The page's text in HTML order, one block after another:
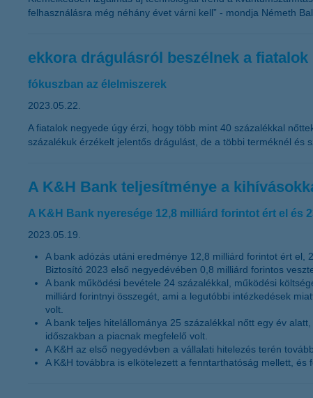
felhasználásra még néhány évet várni kell” - mondja Németh
ekkora drágulásról beszélnek a fiatalok
fókuszban az élelmiszerek
2023.05.22.
A fiatalok negyede úgy érzi, hogy több mint 40 százalékkal
százalékuk érzékelt jelentős drágulást, de a többi terméknél és
A K&H Bank teljesítménye a
A K&H Bank nyeresége 12,8 milliárd forintot ért el és
2023.05.19.
A bank adózás utáni eredménye 12,8 milliárd forintot ért el,
Biztosító 2023 első negyedévében 0,8 milliárd forintos
A bank működési bevétele 24 százalékkal, működési
milliárd forintnyi összegét, ami a legutóbbi intézkedések
volt.
A bank teljes hitelállománya 25 százalékkal nőtt egy év
időszakban a piacnak megfelelő volt.
A K&H az első negyedévben a vállalati hitelezés terén
A K&H továbbra is elkötelezett a fenntarthatóság mellett, és